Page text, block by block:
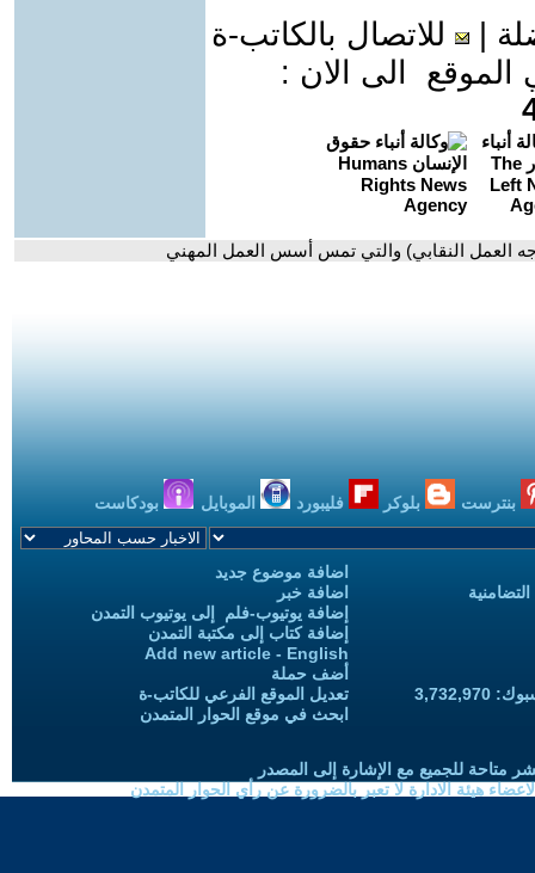
للاتصال بالكاتب-ة
الى الان :
العمل النقابي) والتي تمس أسس العمل المهني
بنترست بلوكر فليبورد الموبايل بودكاست
اضافة موضوع جديد
اضافة خبر
إضافة يوتيوب-فلم إلى يوتيوب التمدن
إضافة كتاب إلى مكتبة التمدن
Add new article - English
أضف حملة
تعديل الموقع الفرعي للكاتب-ة
ابحث في موقع الحوار المتمدن
متاحة للجميع مع الإشارة إلى المصدر
هيئة الادارة لا تعبر بالضرورة عن رأي الحوار المتمدن